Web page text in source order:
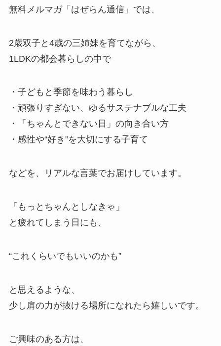
無料メルマガ「はぜらん通信」では、
2歳双子と4歳の三姉妹を育てながら、
1LDKの都会暮らしの中で
・子どもと季節を味わう暮らし
・頑張りすぎない、ゆるサステナブルな工夫
・「ちゃんとできない日」の向き合い方
・感性や“好き”を大切にする子育て
などを、リアルな言葉でお届けしています。
「もっとちゃんとしなきゃ」
と疲れてしまう日にも、
“これくらいでもいいのかも”
と思えるような、
少し肩の力が抜ける場所になれたら嬉しいです。
ご興味のある方は、